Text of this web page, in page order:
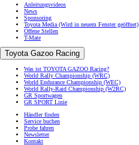
Anleitungsvideos
News
Sponsoring
Toyota Media (Wird in neuem Fenster geöffnet)
Offene Stellen
T-Mate
Toyota Gazoo Racing
Was ist TOYOTA GAZOO Racing?
World Rally Championship (WRC)
World Endurance Championship (WEC)
World Rally-Raid Championship (W2RC)
GR Sportwagen
GR SPORT Linie
Händler finden
Service buchen
Probe fahren
Newsletter
Kontakt